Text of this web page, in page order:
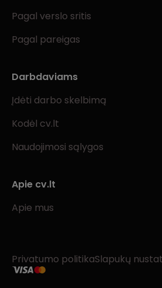
Pagal verslo sritis
Pagal pareigas
Darbdaviams
Įdėti darbo skelbimą
Kodėl cv.lt
Naudojimosi sąlygos
Apie cv.lt
Apie mus
Privatumo politikaSlapukų